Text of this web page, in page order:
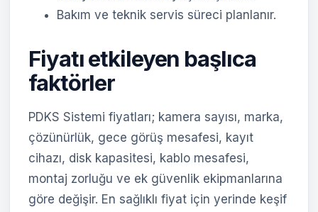
Bakım ve teknik servis süreci planlanır.
Fiyatı etkileyen başlıca
faktörler
PDKS Sistemi fiyatları; kamera sayısı, marka,
çözünürlük, gece görüş mesafesi, kayıt
cihazı, disk kapasitesi, kablo mesafesi,
montaj zorluğu ve ek güvenlik ekipmanlarına
göre değişir. En sağlıklı fiyat için yerinde keşif